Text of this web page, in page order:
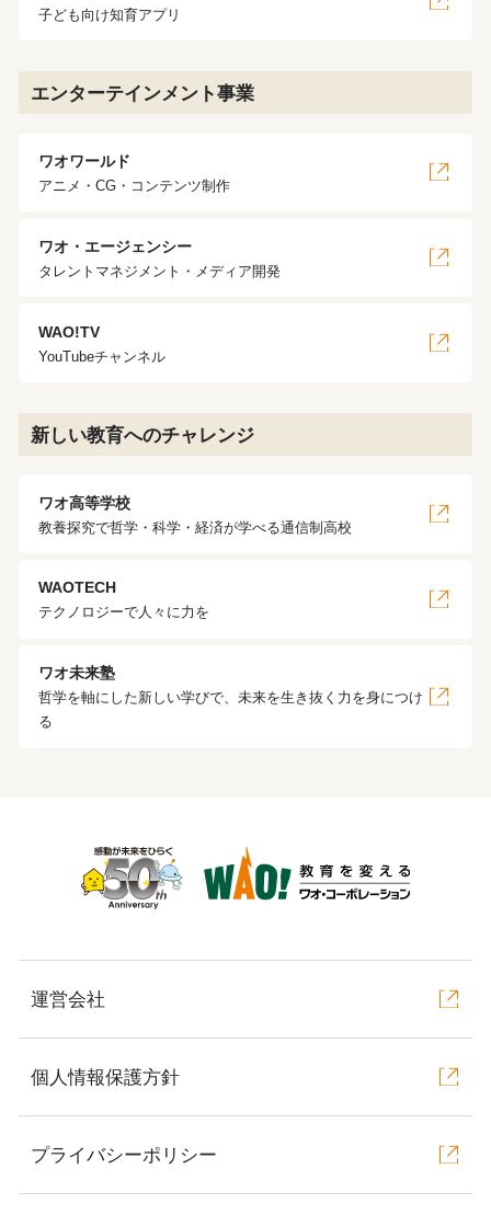
子ども向け知育アプリ
エンターテインメント事業
ワオワールド
アニメ・CG・コンテンツ制作
ワオ・エージェンシー
タレントマネジメント・メディア開発
WAO!TV
YouTubeチャンネル
新しい教育へのチャレンジ
ワオ高等学校
教養探究で哲学・科学・経済が学べる通信制高校
WAOTECH
テクノロジーで人々に力を
ワオ未来塾
哲学を軸にした新しい学びで、未来を生き抜く力を身につけ
る
運営会社
個人情報保護方針
プライバシーポリシー